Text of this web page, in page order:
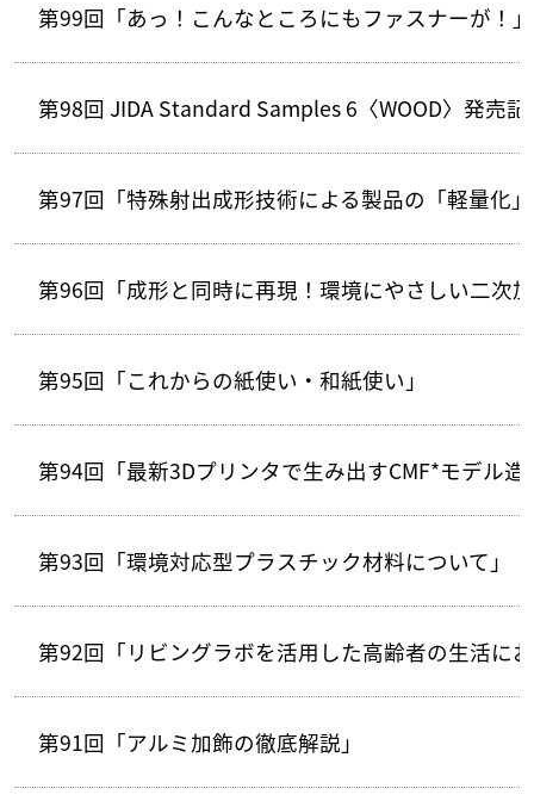
第99回「あっ！こんなところにもファスナーが！」
第98回 JIDA Standard Samples 6〈WOOD〉発売
第97回「特殊射出成形技術による製品の「軽量化
第96回「成形と同時に再現！環境にやさしい二次
第95回「これからの紙使い・和紙使い」
第94回「最新3Dプリンタで生み出すCMF*モデル
第93回「環境対応型プラスチック材料について」
第92回「リビングラボを活用した高齢者の生活に
第91回「アルミ加飾の徹底解説」